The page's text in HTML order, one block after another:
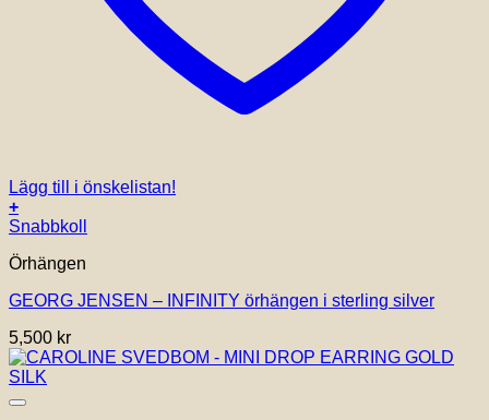
Lägg till i önskelistan!
+
Snabbkoll
Örhängen
GEORG JENSEN – INFINITY örhängen i sterling silver
5,500 kr